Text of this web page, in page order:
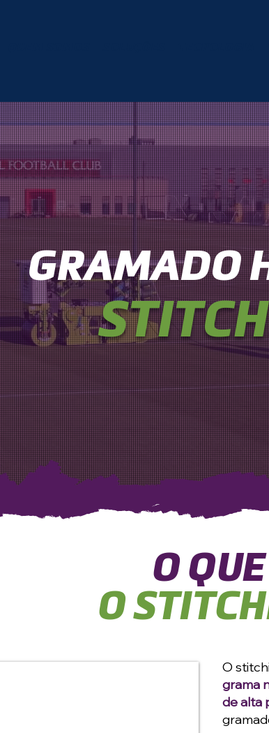
GRAMADO
O
O
O
grama
de alta